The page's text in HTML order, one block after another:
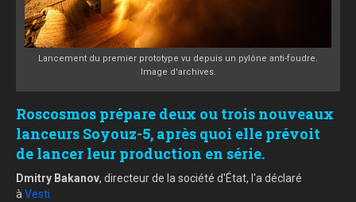
Lancement du premier prototype vu depuis un pylône anti-foudre.
Image d'archives.
Roscosmos prépare deux ou trois nouveaux
lanceurs Soyouz-5, après quoi elle prévoit
de lancer leur production en série.
Dmitry Bakanov, directeur de la société d'État, l'a déclaré
àVesti.